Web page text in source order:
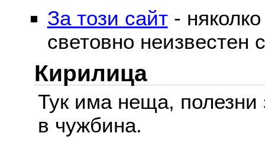
За този сайт-
световно неизвестен
Кирилица
Тук има неща, полезни
в чужбина.